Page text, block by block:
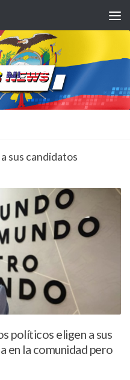
sus candidatos
políticos eligen a sus
en la comunidad pero